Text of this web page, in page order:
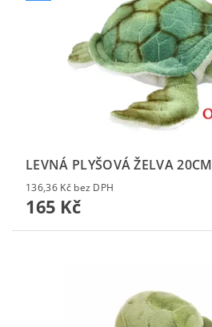
LEVNÁ PLYŠOVÁ ŽELVA 20CM
136,36 Kč bez DPH
165 Kč